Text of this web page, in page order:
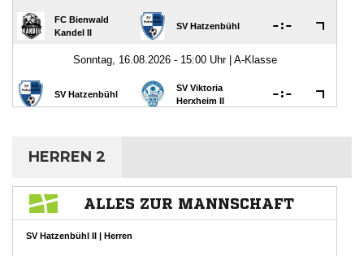
HERREN 2